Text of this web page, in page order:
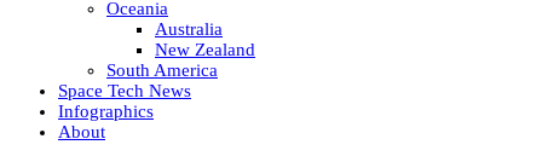
Oceania
Australia
New Zealand
South America
Space Tech News
Infographics
About